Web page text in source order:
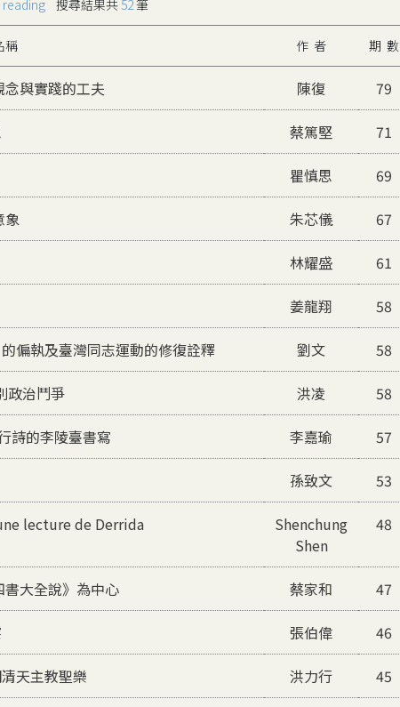
reading 搜尋結果共52筆
稱 作 者 期 數
與實踐的工夫 陳復 79
蔡篤堅 71
瞿慎思 69
象 朱芯儀 67
林耀盛 61
姜龍翔 58
偏執及臺灣同志運動的修復詮釋 劉文 58
政治鬥爭 洪凌 58
詩的李陵臺書寫 李嘉瑜 57
孫致文 53
lecture de Derrida
Shenchung
Shen
48
大全說》為中心 蔡家和 47
張伯偉 46
天主教聖樂 洪力行 45